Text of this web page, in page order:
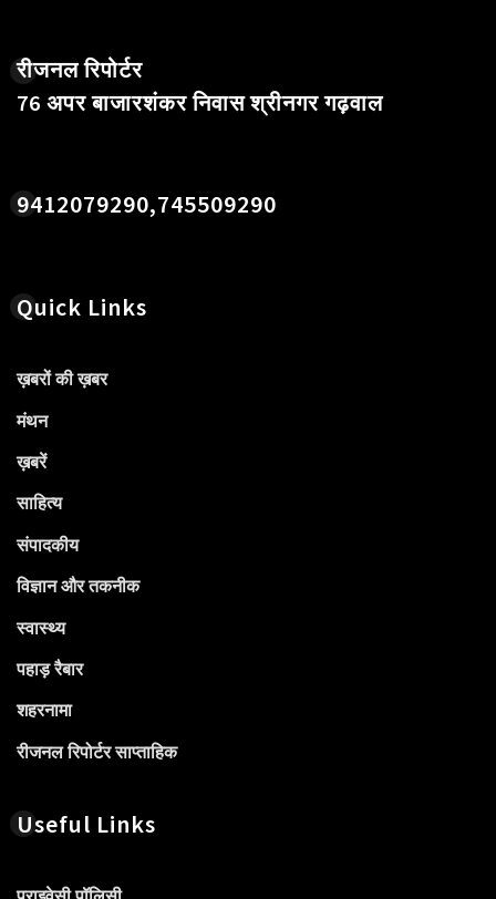
रीजनल रिपोर्टर
76 अपर बाजारशंकर निवास श्रीनगर गढ़वाल
9412079290,745509290
Quick Links
ख़बरों की ख़बर
मंथन
ख़बरें
साहित्य
संपादकीय
विज्ञान और तकनीक
स्वास्थ्य
पहाड़ रैबार
शहरनामा
रीजनल रिपोर्टर साप्ताहिक
Useful Links